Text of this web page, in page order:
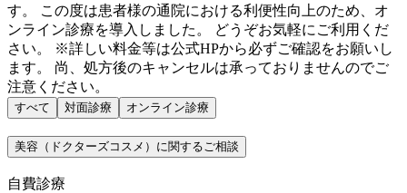
す。 この度は患者様の通院における利便性向上のため、オ
ンライン診療を導入しました。 どうぞお気軽にご利用くだ
さい。 ※詳しい料金等は公式HPから必ずご確認をお願いし
ます。 尚、処方後のキャンセルは承っておりませんのでご
注意ください。
すべて 対面診療 オンライン診療
美容（ドクターズコスメ）に関するご相談
自費診療